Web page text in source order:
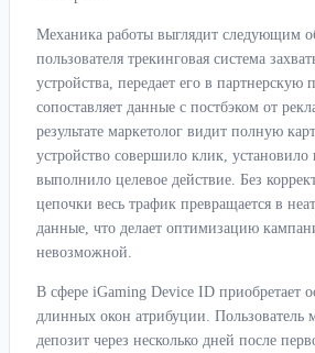
Механика работы выглядит следующим
пользователя трекинговая система
устройства, передает его в партнерскую
сопоставляет данные с постбэком от
результате маркетолог видит полную
устройство совершило клик,
выполнило целевое действие. Без
цепочки весь трафик превращается в
данные, что делает оптимизацию
невозможной.
В сфере iGaming Device ID приобретает
длинных окон атрибуции. Пользователь
депозит через несколько дней после